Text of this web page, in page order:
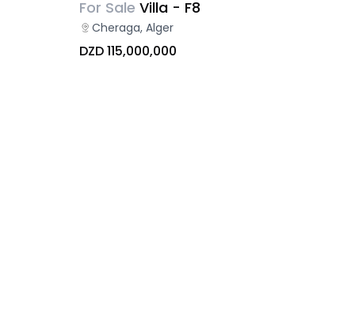
For Sale Villa - F8
Cheraga, Alger
DZD 115,000,000